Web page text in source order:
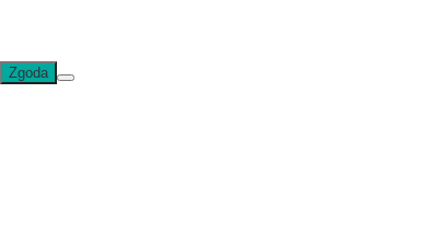
Zgoda